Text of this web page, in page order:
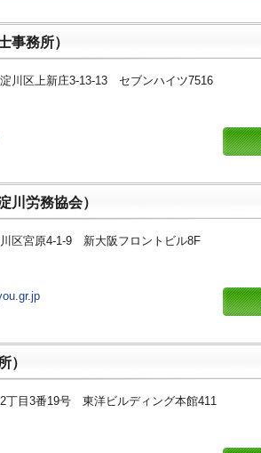
務所）
川区上新庄3-13-13 セブンハイツ7516
労務協会）
区宮原4-1-9 新大阪フロントビル8F
）
目3番19号 東洋ビルディング本館411